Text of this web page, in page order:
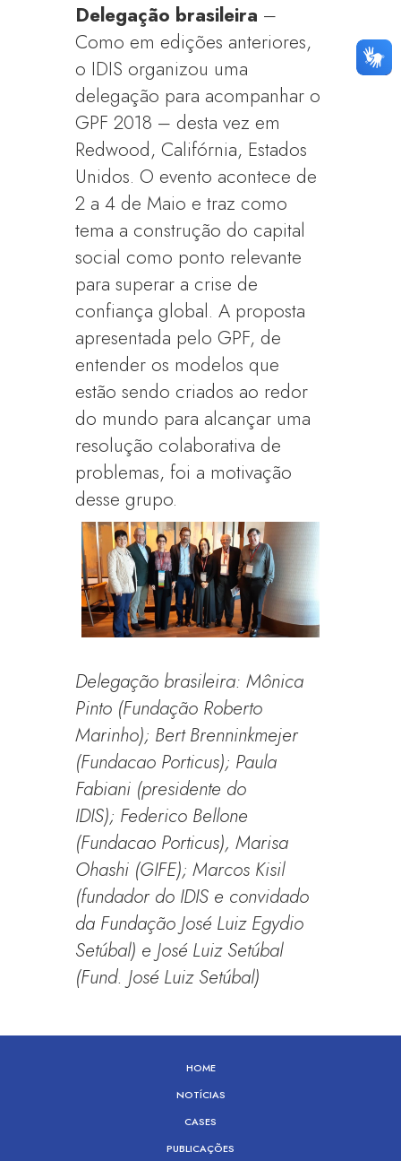
Delegação brasileira –
Como em edições anteriores,
o IDIS organizou uma
delegação para acompanhar o
GPF 2018 – desta vez em
Redwood, Califórnia, Estados
Unidos. O evento acontece de
2 a 4 de Maio e traz como
tema a construção do capital
social como ponto relevante
para superar a crise de
confiança global. A proposta
apresentada pelo GPF, de
entender os modelos que
estão sendo criados ao redor
do mundo para alcançar uma
resolução colaborativa de
problemas, foi a motivação
desse grupo.
Delegação brasileira: Mônica
Pinto (Fundação Roberto
Marinho); Bert Brenninkmejer
(Fundacao Porticus); Paula
Fabiani (presidente do
IDIS); Federico Bellone
(Fundacao Porticus), Marisa
Ohashi (GIFE); Marcos Kisil
(fundador do IDIS e convidado
da Fundação José Luiz Egydio
Setúbal) e José Luiz Setúbal
(Fund. José Luiz Setúbal)
HOME
NOTÍCIAS
CASES
PUBLICAÇÕES